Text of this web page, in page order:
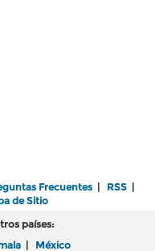
Frecuentes | RSS |
de Sitio
países:
| México